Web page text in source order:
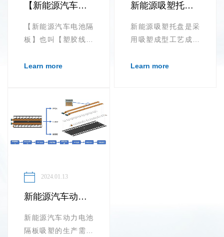
【新能源汽车电池隔板】也叫【塑胶线束隔离板】
【新能源汽车电池隔
板】也叫【塑胶线束
采用热压技术...
Learn more
新能源吸塑托盘的应用优势
新能源吸塑托盘是采
用吸塑成型工艺成型
行业中都有广泛的用
Learn more
2024.01.13
新能源汽车动力电池隔板吸塑
新能源汽车动力电池
隔板吸塑的生产需要